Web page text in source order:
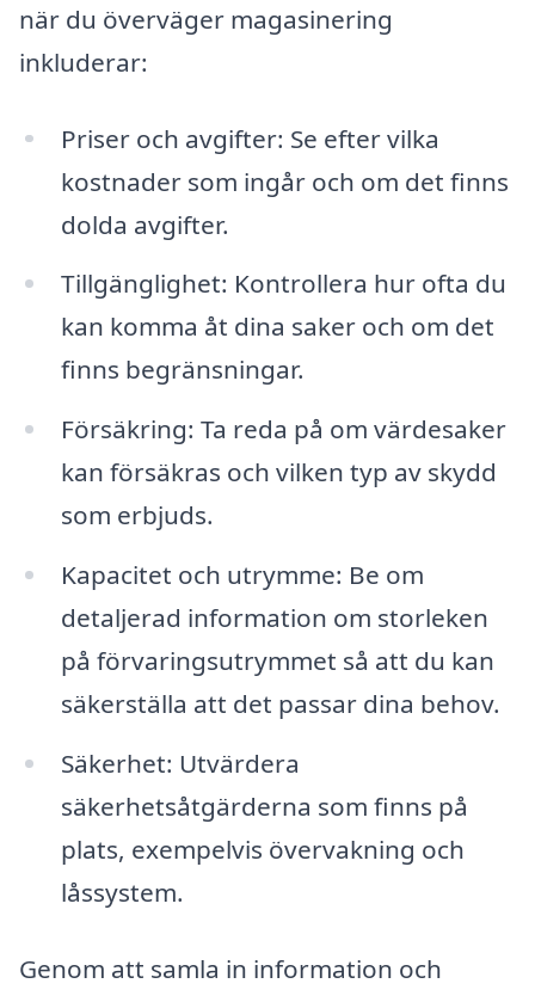
när du överväger magasinering
inkluderar:
Priser och avgifter: Se efter vilka
kostnader som ingår och om det finns
dolda avgifter.
Tillgänglighet: Kontrollera hur ofta du
kan komma åt dina saker och om det
finns begränsningar.
Försäkring: Ta reda på om värdesaker
kan försäkras och vilken typ av skydd
som erbjuds.
Kapacitet och utrymme: Be om
detaljerad information om storleken
på förvaringsutrymmet så att du kan
säkerställa att det passar dina behov.
Säkerhet: Utvärdera
säkerhetsåtgärderna som finns på
plats, exempelvis övervakning och
låssystem.
Genom att samla in information och